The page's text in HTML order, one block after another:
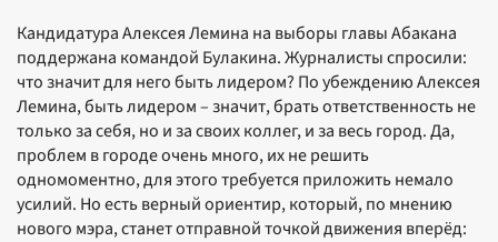
Кандидатура Алексея Лемина на выборы главы Абакана
поддержана командой Булакина. Журналисты спросили:
что значит для него быть лидером? По убеждению Алексея
Лемина, быть лидером – значит, брать ответственность не
только за себя, но и за своих коллег, и за весь город. Да,
проблем в городе очень много, их не решить
одномоментно, для этого требуется приложить немало
усилий. Но есть верный ориентир, который, по мнению
нового мэра, станет отправной точкой движения вперёд: